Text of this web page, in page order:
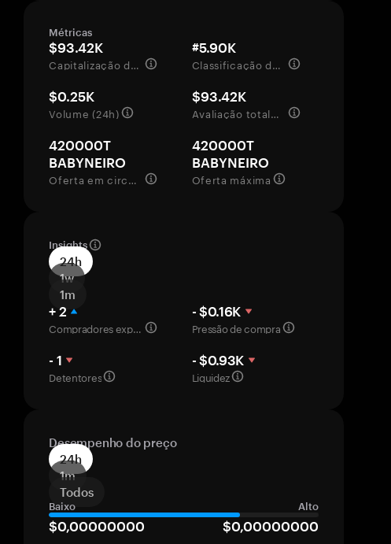
Métricas
$93.42K
Capitalização de mercado
#5.90K
Classificação de mercado
$0.25K
Volume (24h)
$93.42K
Avaliação totalmente diluída
420000T
BABYNEIRO
Oferta em circulação
420000T
BABYNEIRO
Oferta máxima
Insights
24h
1w
1m
+ 2
Compradores experientes
- $0.16K
Pressão de compra
- 1
Detentores
- $0.93K
Liquidez
Desempenho do preço
24h
1m
Todos
Baixo Alto
$0,00000000 $0,00000000